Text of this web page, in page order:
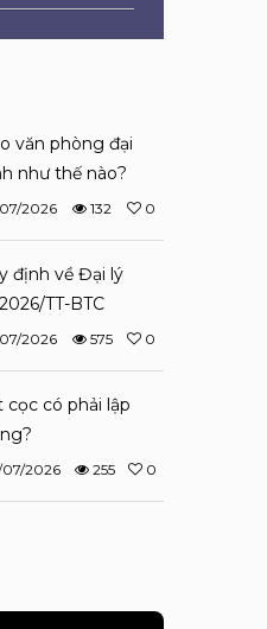
văn phòng đại
như thế nào?
2026 132 0
định về Đại lý
TT-BTC
2026 575 0
cọc có phải lập
07/2026 255 0